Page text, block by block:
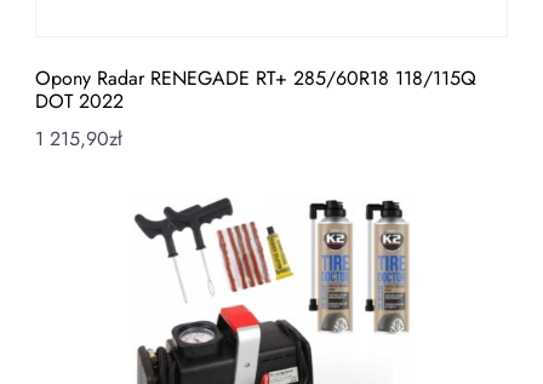
Opony Radar RENEGADE RT+ 285/60R18 118/115Q
DOT 2022
1 215,90zł